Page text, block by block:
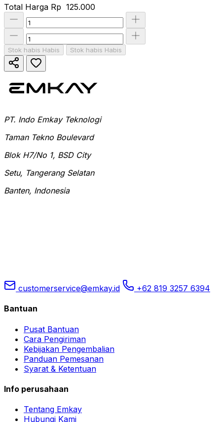
Total Harga Rp 125.000
Stok habis Habis Stok habis Habis
PT. Indo Emkay Teknologi
Taman Tekno Boulevard
Blok H7/No 1, BSD City
Setu, Tangerang Selatan
Banten, Indonesia
customerservice@emkay.id +62 819 3257 6394
Bantuan
Pusat Bantuan
Cara Pengiriman
Kebijakan Pengembalian
Panduan Pemesanan
Syarat & Ketentuan
Info perusahaan
Tentang Emkay
Hubungi Kami